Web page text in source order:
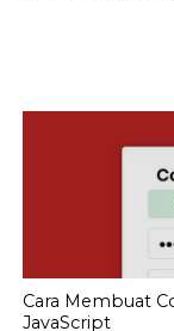
Cara Membuat
JavaScript